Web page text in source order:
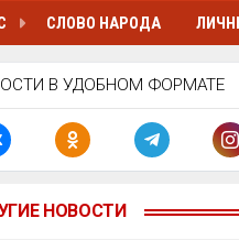
СЛОВО НАРОДА
В УДОБНОМ ФОРМАТЕ
НОВОСТИ